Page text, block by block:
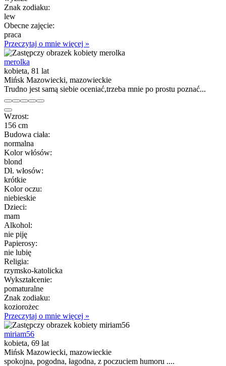
Znak zodiaku:
lew
Obecne zajęcie:
praca
Przeczytaj o mnie więcej »
merolka
kobieta, 81 lat
Mińsk Mazowiecki, mazowieckie
Trudno jest samą siebie oceniać,trzeba mnie po prostu poznać...
Wzrost:
156 cm
Budowa ciała:
normalna
Kolor włósów:
blond
Dł. włosów:
krótkie
Kolor oczu:
niebieskie
Dzieci:
mam
Alkohol:
nie piję
Papierosy:
nie lubię
Religia:
rzymsko-katolicka
Wykształcenie:
pomaturalne
Znak zodiaku:
koziorożec
Przeczytaj o mnie więcej »
miriam56
kobieta, 69 lat
Mińsk Mazowiecki, mazowieckie
spokojna, pogodna, łagodna, z poczuciem humoru ....